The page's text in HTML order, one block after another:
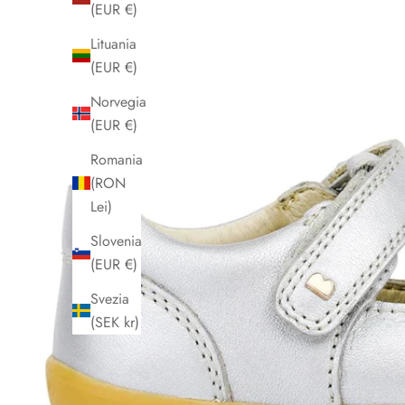
(EUR €)
Lituania
(EUR €)
Norvegia
(EUR €)
Romania
(RON
Lei)
Slovenia
(EUR €)
Svezia
(SEK kr)